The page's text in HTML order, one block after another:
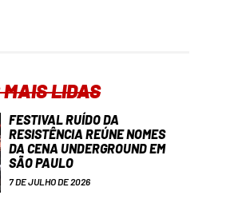
LIDAS
FESTIVAL RUÍDO DA
RESISTÊNCIA REÚNE NOMES
DA CENA UNDERGROUND EM
SÃO PAULO
7 DE JULHO DE 2026